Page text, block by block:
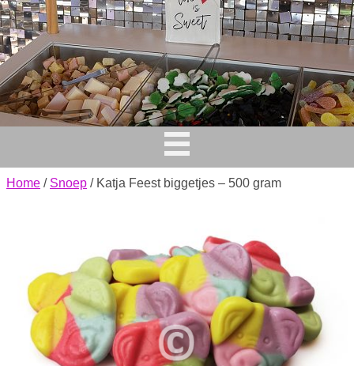
Home / Snoep / Katja Feest biggetjes – 500 gram